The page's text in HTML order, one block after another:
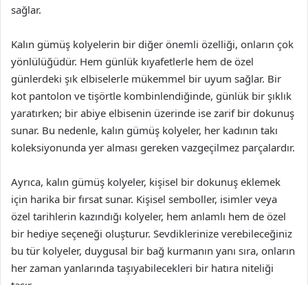
sağlar.
Kalın gümüş kolyelerin bir diğer önemli özelliği, onların çok
yönlülüğüdür. Hem günlük kıyafetlerle hem de özel
günlerdeki şık elbiselerle mükemmel bir uyum sağlar. Bir
kot pantolon ve tişörtle kombinlendiğinde, günlük bir şıklık
yaratırken; bir abiye elbisenin üzerinde ise zarif bir dokunuş
sunar. Bu nedenle, kalın gümüş kolyeler, her kadının takı
koleksiyonunda yer alması gereken vazgeçilmez parçalardır.
Ayrıca, kalın gümüş kolyeler, kişisel bir dokunuş eklemek
için harika bir fırsat sunar. Kişisel semboller, isimler veya
özel tarihlerin kazındığı kolyeler, hem anlamlı hem de özel
bir hediye seçeneği oluşturur. Sevdiklerinize verebileceğiniz
bu tür kolyeler, duygusal bir bağ kurmanın yanı sıra, onların
her zaman yanlarında taşıyabilecekleri bir hatıra niteliği